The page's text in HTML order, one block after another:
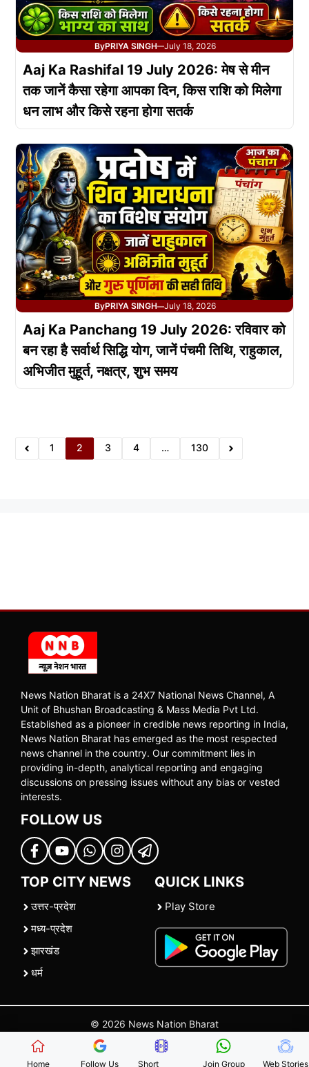
ByPRIYA SINGH—July 18, 2026
Aaj Ka Rashifal 19 July 2026: मेष से मीन
तक जानें कैसा रहेगा आपका दिन, किस राशि को मिलेगा
धन लाभ और किसे रहना होगा सतर्क
ByPRIYA SINGH—July 18, 2026
Aaj Ka Panchang 19 July 2026: रविवार को
बन रहा है सर्वार्थ सिद्धि योग, जानें पंचमी तिथि, राहुकाल,
अभिजीत मुहूर्त, नक्षत्र, शुभ समय
1 2 3 4 … 130
News Nation Bharat is a 24X7 National News Channel, A
Unit of Bhushan Broadcasting & Mass Media Pvt Ltd.
Established as a pioneer in credible news reporting in India,
News Nation Bharat has emerged as the most respected
news channel in the country. Our commitment lies in
providing in-depth, analytical reporting and engaging
discussions on pressing issues without any bias or vested
interests.
FOLLOW US
TOP CITY NEWS
उत्तर-प्रदेश
मध्य-प्रदेश
झारखंड
धर्म
QUICK LINKS
Play Store
© 2026 News Nation Bharat
| |Contact Us |Policies Terms and Conditions
Home Follow Us Short Join Group Web Stories